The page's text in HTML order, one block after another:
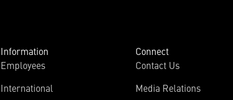
Information
Employees
International
Connect
Contact Us
Media Relations